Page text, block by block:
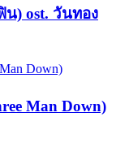
น) ost. วันทอง
Man Down)